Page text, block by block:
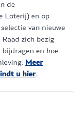
de
Loterij) en op
van nieuwe
zich bezig
en hoe
Meer
u hier.